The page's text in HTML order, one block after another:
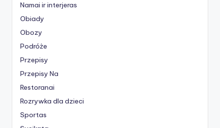
Namai ir interjeras
Obiady
Obozy
Podróże
Przepisy
Przepisy Na
Restoranai
Rozrywka dla dzieci
Sportas